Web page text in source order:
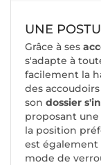
UNE
Grâce à ses
s'adapte à
facilement la
des
son dossier
proposant
la position
est également
mode de